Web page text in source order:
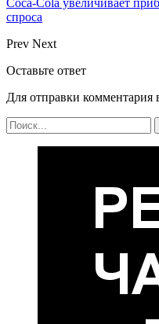
спроса
Prev Next
Оставьте ответ
Для отправки комментария